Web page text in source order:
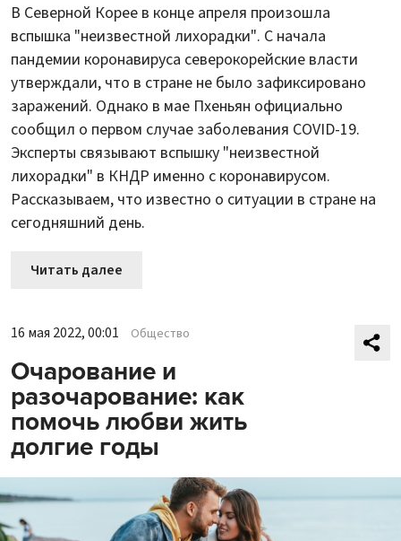
В Северной Корее в конце апреля произошла
вспышка "неизвестной лихорадки". C начала
пандемии коронавируса северокорейские власти
утверждали, что в стране не было зафиксировано
заражений. Однако в мае Пхеньян официально
сообщил о первом случае заболевания COVID-19.
Эксперты связывают вспышку "неизвестной
лихорадки" в КНДР именно с коронавирусом.
Рассказываем, что известно о ситуации в стране на
сегодняшний день.
Читать далее
16 мая 2022, 00:01 Общество
Очарование и
разочарование: как
помочь любви жить
долгие годы